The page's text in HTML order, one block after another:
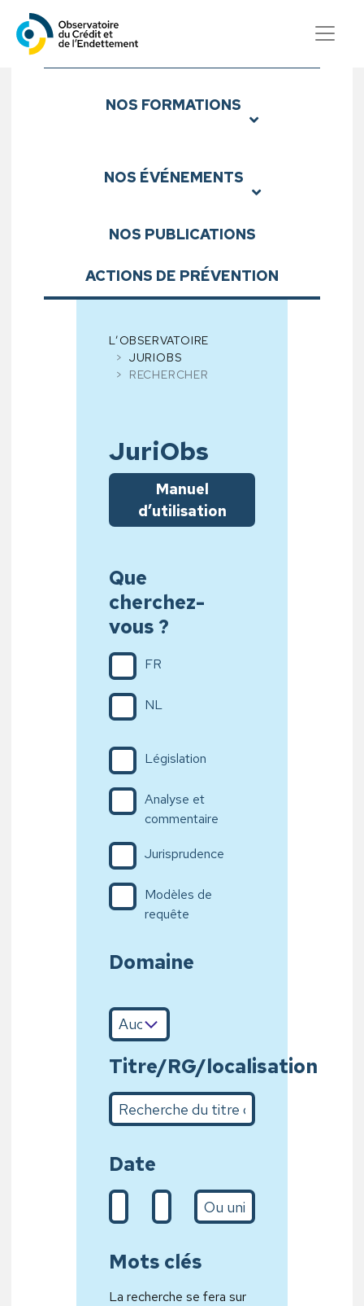
Observatoire du Crédit et
Sous-menu
NOS FORMATIONS
NOS ÉVÉNEMENTS
NOS PUBLICATIONS
ACTIONS DE PRÉVENTION
L’OBSERVATOIRE
JURIOBS
RECHERCHER
JuriObs
Manuel
d’utilisation
Que
cherchez-
vous ?
FR
NL
Législation
Analyse et
commentaire
Jurisprudence
Modèles de
requête
Domaine
Titre/RG/localisation
Recherche du titre complet ou sur quelques
Date
De (d/m/Y)A (31/01/2020)
L’année
Mots clés
La recherche se fera sur